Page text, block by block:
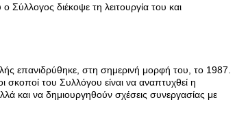
διέκοψε τη λειτουργία του και
επανιδρύθηκε, στη σημερινή μορφή του, το 1987.
του Συλλόγου είναι να αναπτυχθεί η
και να δημιουργηθούν σχέσεις συνεργασίας με